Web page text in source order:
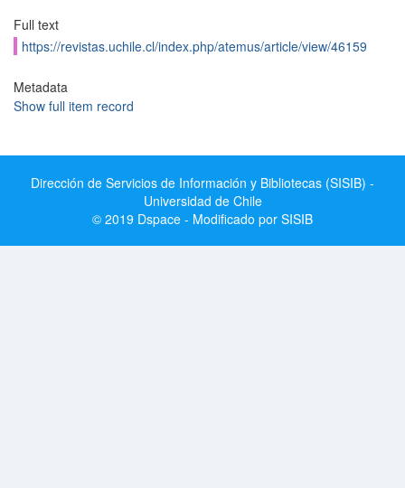
Full text
https://revistas.uchile.cl/index.php/atemus/article/view/46159
Metadata
Show full item record
Dirección de Servicios de Información y Bibliotecas (SISIB) -
Universidad de Chile
© 2019 Dspace - Modificado por SISIB